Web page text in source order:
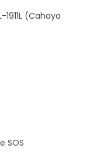
1911L (Cahaya
SOS